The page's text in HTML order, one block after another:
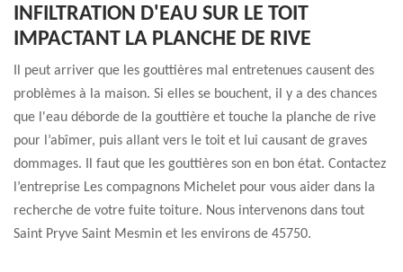
INFILTRATION D'EAU SUR LE TOIT
IMPACTANT LA PLANCHE DE RIVE
Il peut arriver que les gouttières mal entretenues causent des
problèmes à la maison. Si elles se bouchent, il y a des chances
que l'eau déborde de la gouttière et touche la planche de rive
pour l’abîmer, puis allant vers le toit et lui causant de graves
dommages. Il faut que les gouttières son en bon état. Contactez
l’entreprise Les compagnons Michelet pour vous aider dans la
recherche de votre fuite toiture. Nous intervenons dans tout
Saint Pryve Saint Mesmin et les environs de 45750.